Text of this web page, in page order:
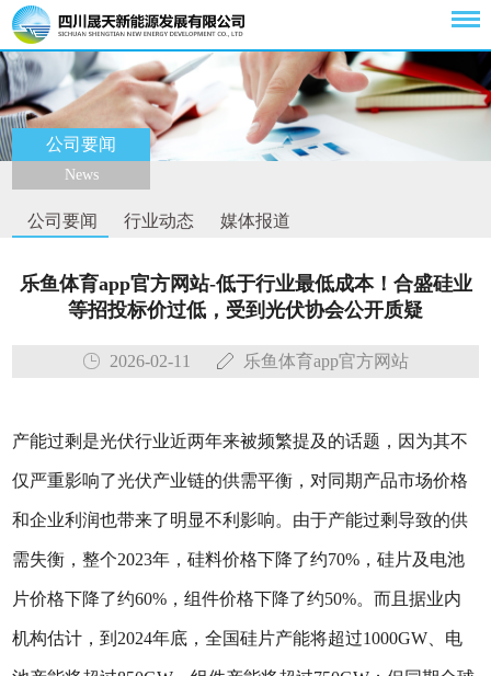
公司要闻
News
公司要闻 行业动态 媒体报道
乐鱼体育app官方网站-低于行业最低成本！合盛硅业
等招投标价过低，受到光伏协会公开质疑
2026-02-11 乐鱼体育app官方网站
产能过剩是光伏行业近两年来被频繁提及的话题，因为其不
仅严重影响了光伏产业链的供需平衡，对同期产品市场价格
和企业利润也带来了明显不利影响。由于产能过剩导致的供
需失衡，整个2023年，硅料价格下降了约70%，硅片及电池
片价格下降了约60%，组件价格下降了约50%。而且据业内
机构估计，到2024年底，全国硅片产能将超过1000GW、电